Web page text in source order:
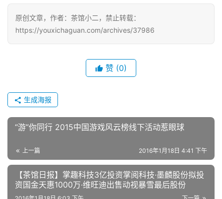
原创文章，作者：茶馆小二，禁止转载：
https://youxichaguan.com/archives/37986
赞 (0)
生成海报
“游”你同行 2015中国游戏风云榜线下活动惹眼球
上一篇 2016年1月18日 4:41 下午
【茶馆日报】掌趣科技3亿投资掌阅科技·墨麟股份拟投
资国金天惠1000万·维旺迪出售动视暴雪最后股份